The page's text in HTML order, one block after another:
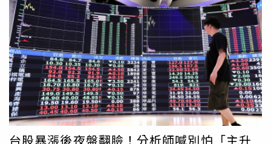
優化管理機制。此次最大變革為縮短股票處置期間。依新規
定，首次及第二次以上遭列為處置股票者，處置期間由原本
10個營業日縮短為5個營業日。若股票在計算處置基準期間
內，同時因當沖交易占比過高而被列入注意交易資訊，處置
期間也由原本12個營業日縮短為7個營業日。除了縮短處置
時間，證交所也調整處置股票的撮合作業方式。過去一般交
易股票遭處置後，撮合頻率約為每5分鐘或20分鐘一次，未
來將比照現行瞬間價格穩定措施，調整為約每2分鐘撮合一
次。證交所指出，此舉可兼顧交易秩序與市場流動性，降低
投資人等待時間。此外，證交所同步放寬「公布注意交易資
台股暴漲後夜盤翻臉！分析師喊別怕「主升